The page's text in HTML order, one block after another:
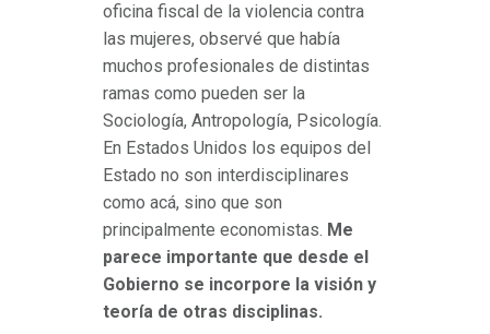
oficina fiscal de la violencia contra
las mujeres, observé que había
muchos profesionales de distintas
ramas como pueden ser la
Sociología, Antropología, Psicología.
En Estados Unidos los equipos del
Estado no son interdisciplinares
como acá, sino que son
principalmente economistas. Me
parece importante que desde el
Gobierno se incorpore la visión y
teoría de otras disciplinas.